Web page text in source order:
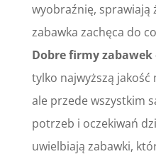
wyobraźnię, sprawiają
zabawka zachęca do
Dobre firmy zabawek
tylko najwyższą jakość
ale przede wszystkim
potrzeb i oczekiwań
uwielbiają zabawki,